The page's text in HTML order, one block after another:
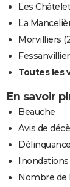
Les
La
Morvilliers
Toutes les
En savoir
Beauche
Avis de
Inondations
Nombre de